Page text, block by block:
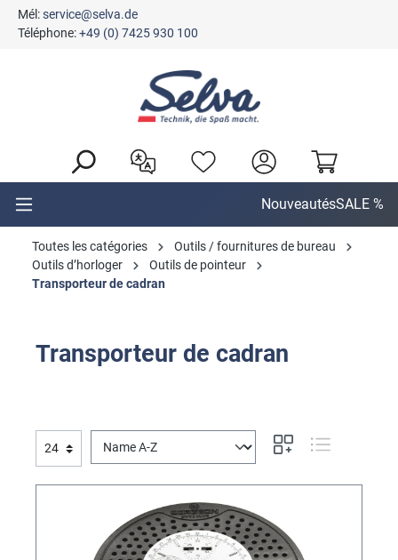
principal
Mél:service@selva.de
Téléphone:+49 (0) 7425 930 100
NouveautésSALE %
Toutes les catégories
Outils / fournitures de bureau
Outils d’horloger
Outils de pointeur
Transporteur de cadran
Transporteur de cadran